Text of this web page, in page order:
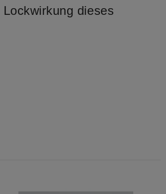
dieses